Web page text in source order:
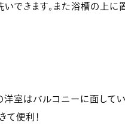
できます。また浴槽の上に
室はバルコニーに面してい
て便利！